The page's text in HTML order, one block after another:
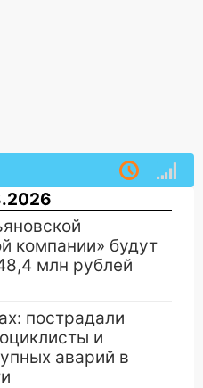
компании» будут
млн рублей
пострадали
и
аварий в